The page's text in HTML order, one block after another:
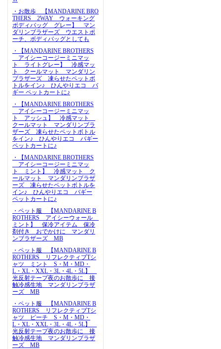
・お散歩 【MANDARINE BRO
THERS 2WAY ウォーキング
ボディバッグ グレー】 マン
ダリンブラザーズ ウエストポ
ーチ、ボディバッグとしても
・【MANDARINE BROTHERS
アイシーコージーミニマッ
ト ライトグレー】 冷感マッ
ト クールマット マンダリン
ブラザーズ 凍らせたペットボ
トルをイン♪ ひんやりエコ バ
ギー ペットカートに♪
・【MANDARINE BROTHERS
アイシーコージーミニマッ
ト アッシュ】 冷感マット
クールマット マンダリンブラ
ザーズ 凍らせたペットボトル
をイン♪ ひんやりエコ バギー
ペットカートに♪
・【MANDARINE BROTHERS
アイシーコージーミニマッ
ト ミント】 冷感マット ク
ールマット マンダリンブラザ
ーズ 凍らせたペットボトルを
イン♪ ひんやりエコ バギー
ペットカートに♪
・ペット服 【MANDARINE B
ROTHERS アイシーウォール
ミント】 保冷アイテム 保冷
剤付き おでかけに マンダリ
ンブラザーズ MB
・ペット服 【MANDARINE B
ROTHERS リフレクティブTシ
ャツ ミント S・M・MD・
L・XL・XXL・3L・4L・5L】
光反射テープ夜のお散歩に 接
触冷感生地 マンダリンブラザ
ーズ MB
・ペット服 【MANDARINE B
ROTHERS リフレクティブTシ
ャツ ピーチ S・M・MD・
L・XL・XXL・3L・4L・5L】
光反射テープ夜のお散歩に 接
触冷感生地 マンダリンブラザ
ーズ MB